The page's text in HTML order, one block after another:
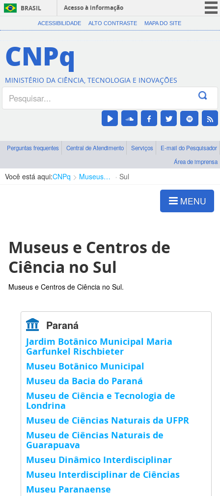
BRASIL
Acesso à informação
CORONAVÍRUS (COVID-19)
Canais
ACESSIBILIDADE ALTO CONTRASTE MAPA DO SITE
CNPq
MINISTÉRIO DA CIÊNCIA, TECNOLOGIA E INOVAÇÕES
Perguntas frequentes Central de Atendimento Serviços
E-mail do Pesquisador
Área de imprensa
Você está aqui:CNPq Museus e Centros de Ciência Sul
MENU
Museus e Centros de
Ciência no Sul
Museus e Centros de Ciência no Sul.
Paraná
Jardim Botânico Municipal Maria
Garfunkel Rischbieter
Museu Botânico Municipal
Museu da Bacia do Paraná
Museu de Ciência e Tecnologia de
Londrina
Museu de Ciências Naturais da UFPR
Museu de Ciências Naturais de
Guarapuava
Museu Dinâmico Interdisciplinar
Museu Interdisciplinar de Ciências
Museu Paranaense